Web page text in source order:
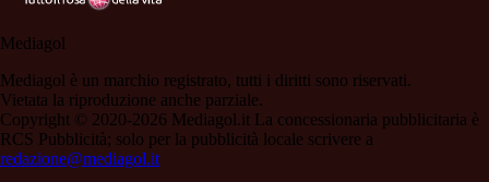
Mediagol
Mediagol è un marchio registrato, tutti i diritti sono riservati.
Vietata la riproduzione anche parziale.
Copyright © 2020-2026 Mediagol.it La concessionaria pubblicitaria è
RCS Pubblicità; solo per la pubblicità locale scrivere a
redazione@mediagol.it